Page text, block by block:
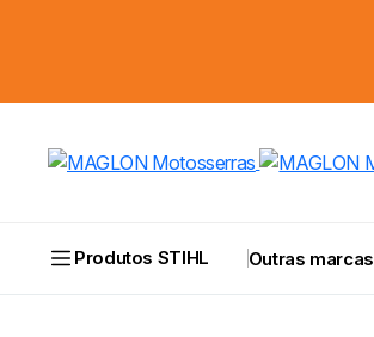
Produtos STIHL Outras marcas